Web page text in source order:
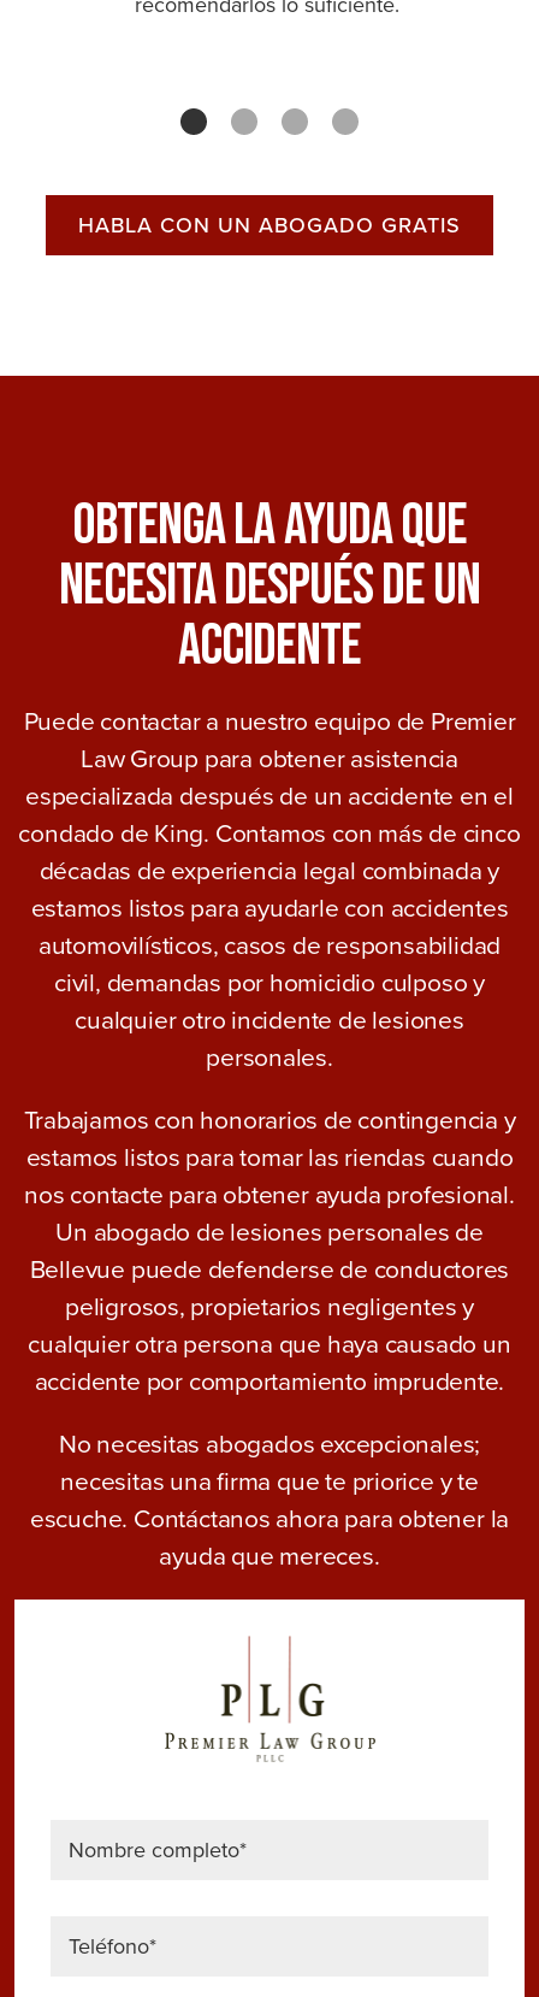
HABLA CON UN ABOGADO GRATIS
Obtenga La Ayuda Que
Necesita Después De Un
Accidente
Puede contactar a nuestro equipo de Premier
Law Group para obtener asistencia
especializada después de un accidente en el
condado de King. Contamos con más de cinco
décadas de experiencia legal combinada y
estamos listos para ayudarle con accidentes
automovilísticos, casos de responsabilidad
civil, demandas por homicidio culposo y
cualquier otro incidente de lesiones
personales.
Trabajamos con honorarios de contingencia y
estamos listos para tomar las riendas cuando
nos contacte para obtener ayuda profesional.
Un abogado de lesiones personales de
Bellevue puede defenderse de conductores
peligrosos, propietarios negligentes y
cualquier otra persona que haya causado un
accidente por comportamiento imprudente.
No necesitas abogados excepcionales;
necesitas una firma que te priorice y te
escuche. Contáctanos ahora para obtener la
ayuda que mereces.